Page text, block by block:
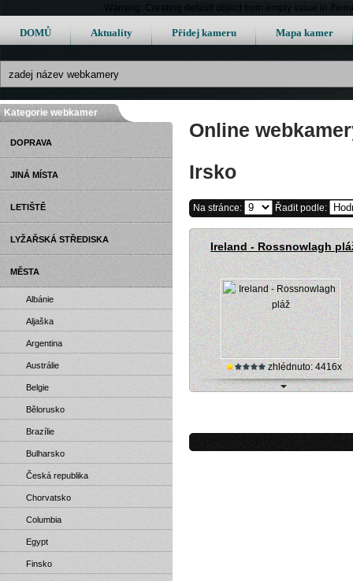
Warning: Creating default object from empty value in /
DOMŮ Aktuality Přidej kameru Mapa kamer
Online
Irsko
Na stránce: Řadit podle:
Ireland - Rossnowlagh
zhlédnuto: 4416x
Kategorie webkamer
DOPRAVA
JINÁ MÍSTA
LETIŠTĚ
LYŽAŘSKÁ STŘEDISKA
MĚSTA
Albánie
Aljaška
Argentina
Austrálie
Belgie
Bělorusko
Brazílie
Bulharsko
Česká republika
Chorvatsko
Columbia
Egypt
Finsko